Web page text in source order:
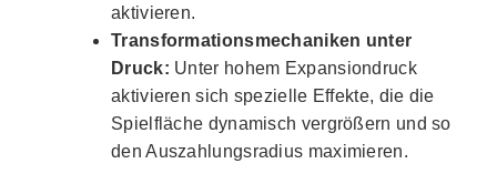
aktivieren.
Transformationsmechaniken unter
Druck: Unter hohem Expansiondruck
aktivieren sich spezielle Effekte, die die
Spielfläche dynamisch vergrößern und so
den Auszahlungsradius maximieren.